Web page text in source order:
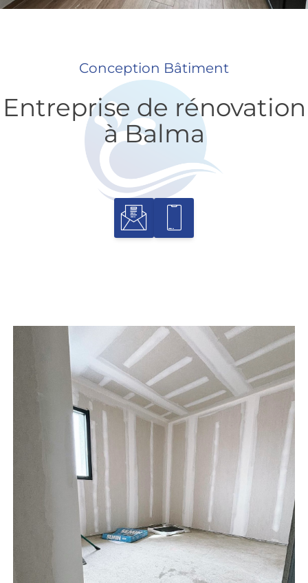
Conception Bâtiment
Entreprise de rénovation
à Balma